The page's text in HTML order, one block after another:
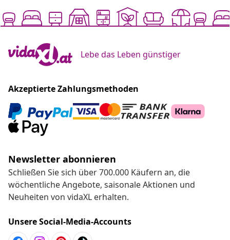
Lebe das Leben günstiger
Akzeptierte Zahlungsmethoden
Newsletter abonnieren
Schließen Sie sich über 700.000 Käufern an, die
wöchentliche Angebote, saisonale Aktionen und
Neuheiten von vidaXL erhalten.
Unsere Social-Media-Accounts